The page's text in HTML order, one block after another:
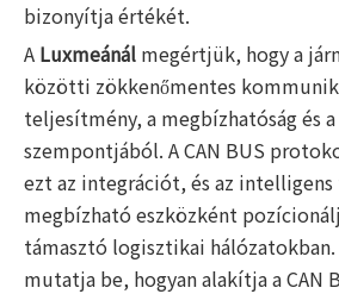
bizonyítja értékét.
A Luxmeánál megértjük, hogy a
közötti zökkenőmentes
teljesítmény, a megbízhatóság és
szempontjából. A CAN BUS
ezt az integrációt, és az
megbízható eszközként
támasztó logisztikai hálózatokban.
mutatja be, hogyan alakítja a CAN